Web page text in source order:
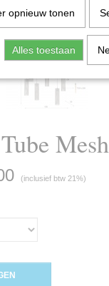
(inclusief btw 21%)
opnieuw tonen
Alles toestaan